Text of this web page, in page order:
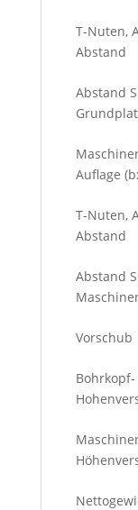
T-Nuten,
Abstand
Abstand
Auflage
T-Nuten,
Abstand
Abstand
Vorschub
Bohrkopf-